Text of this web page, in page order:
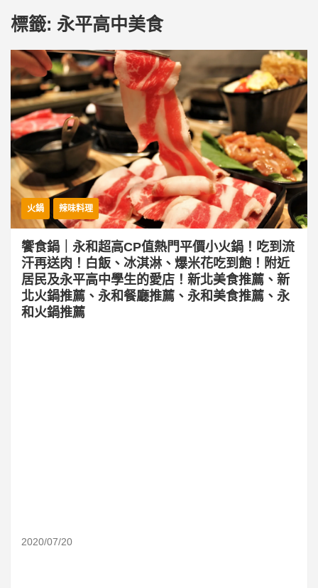
標籤: 永平高中美食
火鍋 辣味料理
饗食鍋｜永和超高CP值熱門平價小火鍋！吃到流
汗再送肉！白飯、冰淇淋、爆米花吃到飽！附近
居民及永平高中學生的愛店！新北美食推薦、新
北火鍋推薦、永和餐廳推薦、永和美食推薦、永
和火鍋推薦
2020/07/20